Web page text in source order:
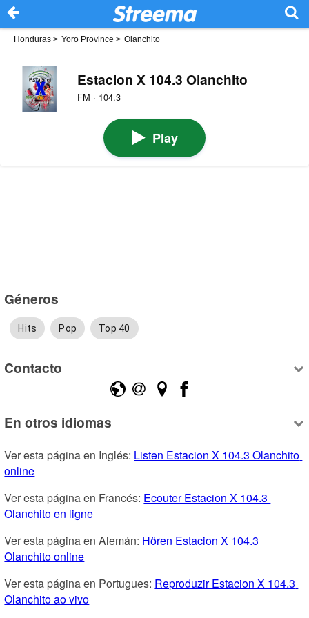
Honduras > Yoro Province > Olanchito
Estacion X 104.3 Olanchito
FM · 104.3
Play
Géneros
Hits Pop Top 40
Contacto
En otros idiomas
Ver esta página en Inglés: Listen Estacion X 104.3 Olanchito
online
Ver esta página en Francés: Ecouter Estacion X 104.3
Olanchito en ligne
Ver esta página en Alemán: Hören Estacion X 104.3
Olanchito online
Ver esta página en Portugues: Reproduzir Estacion X 104.3
Olanchito ao vivo